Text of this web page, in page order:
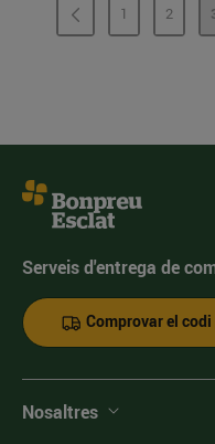
PÀGINA
1 2
Serveis d'entrega de
Comprovar el
Nosaltres